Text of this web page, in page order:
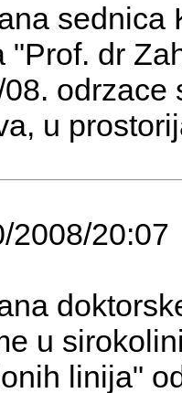
sednica
"Prof. dr
odrzace
u
2008/20:07
u
linija"